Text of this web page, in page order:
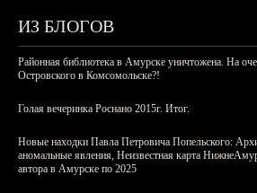
ИЗ БЛОГОВ
Районная библиотека в Амурске уничтожена. На
Островского в Комсомольске?!
Голая вечеринка Роснано 2015г. Итог.
Новые находки Павла Петровича Попельского:
аномальные явления, Неизвестная карта
автора в Амурске по 2025